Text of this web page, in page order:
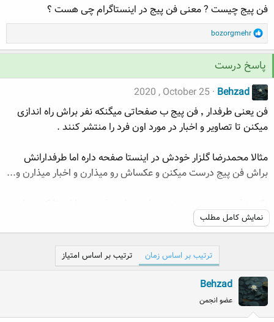
ه
م
و
ض
ع
ع
فن پیج چیست ? معنی فن پیج در اینستاگرام چی هست ؟
R
e
a
c
t
n
s
bozorgmehr
پاسخ درست
Behzad
2020 , October 25
فن یعنی طرفدار ٬ فن پیج ب صفحاتی میگنکه نفر براش راه اندازی
میکنن تا تصاویر و اخبار در مورد اون فرد را منتشر کنند .
مثالا محمدرضا گلزار خودش در اینستا صفحه داره اما طرفدارانش
براش فن پیج درست میکنن و عکساش رو میذارن و اخبار میذارن و...
صفحه اصلی اشتباه نگیرند
در غیر این صورت فیک پیج حساب میشه
نمایش کامل مطلب
ترتیب بر اساس زمان ترتیب بر اساس امتیاز
Behzad
عضو انجمن